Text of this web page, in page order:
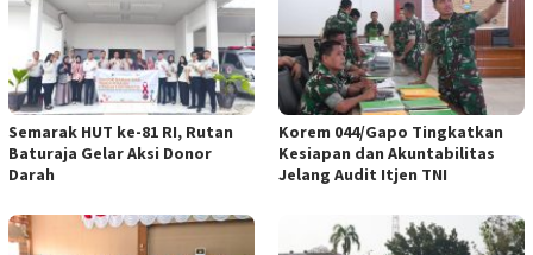
Semarak HUT ke-81 RI, Rutan
Baturaja Gelar Aksi Donor
Darah
Korem 044/Gapo Tingkatkan
Kesiapan dan Akuntabilitas
Jelang Audit Itjen TNI